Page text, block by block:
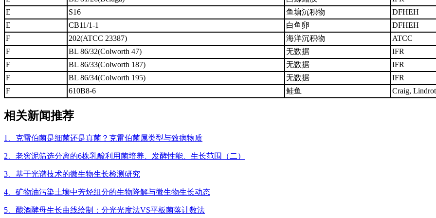
E
S16 鱼塘沉积物
DFHEH
E
CB11/1-1 白鱼卵
DFHEH
F
202(ATCC 23387) 海洋沉积物
ATCC
F
BL 86/32(Colworth 47) 无数据
IFR
F
BL 86/33(Colworth 187) 无数据
IFR
F
BL 86/34(Colworth 195) 无数据
IFR
F
610B8-6 鲑鱼 Craig,
相关新闻推荐
1、克雷伯菌是细菌还是真菌？克雷伯菌属类型与致病物质
2、老窖泥筛选分离的6株乳酸利用菌培养、发酵性能、生长范围（二）
3、基于光谱技术的微生物生长检测研究
4、矿物油污染土壤中芳烃组分的生物降解与微生物生长动态
5、酿酒酵母生长曲线绘制：分光光度法VS平板菌落计数法